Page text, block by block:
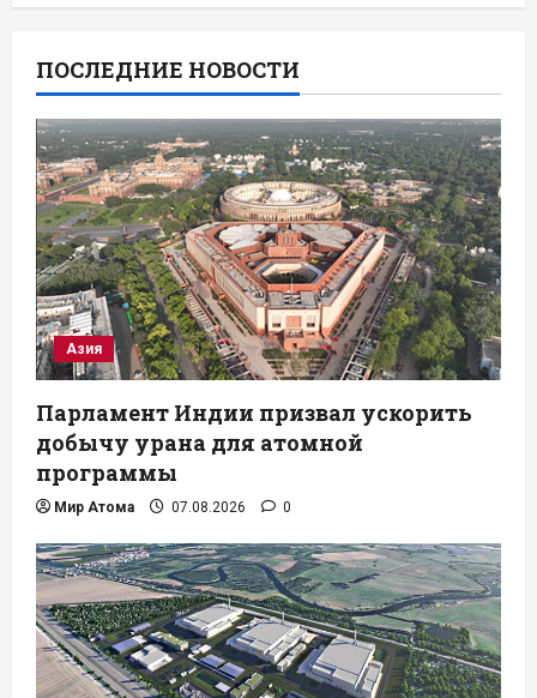
ПОСЛЕДНИЕ НОВОСТИ
Азия
Парламент Индии призвал ускорить
добычу урана для атомной
программы
Мир Атома 07.08.2026 0